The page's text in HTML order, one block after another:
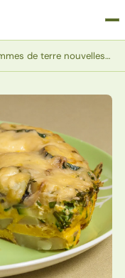
Frittata de pommes de terre nouvelles et courgettes